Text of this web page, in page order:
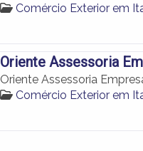
Comércio Exterior em
Oriente Assessoria
Oriente Assessoria
Comércio Exterior em